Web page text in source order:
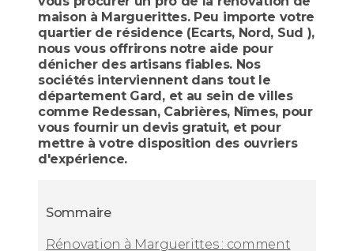
maison à Marguerittes. Peu importe votre
quartier de résidence (Ecarts, Nord, Sud ),
nous vous offrirons notre aide pour
dénicher des artisans fiables. Nos
sociétés interviennent dans tout le
département Gard, et au sein de villes
comme Redessan, Cabrières, Nîmes, pour
vous fournir un devis gratuit, et pour
mettre à votre disposition des ouvriers
d'expérience.
Sommaire
Rénovation à Marguerittes : comment